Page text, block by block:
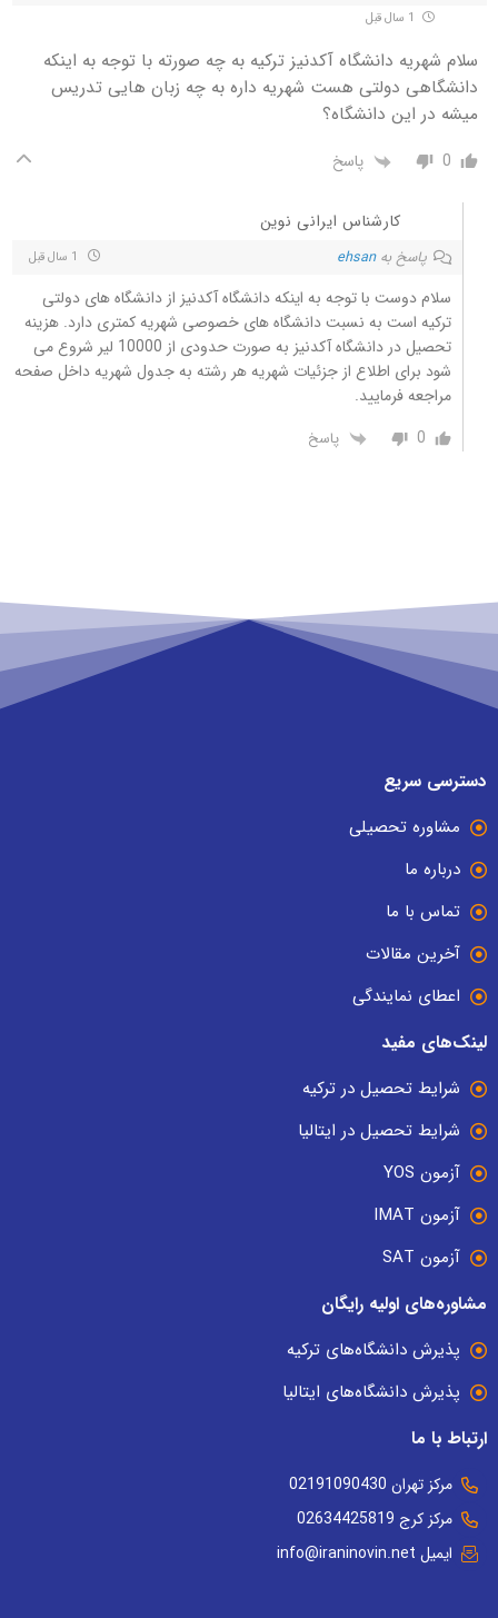
سلام شهریه دانشگاه آکدنیز ترکیه به چه صورته با توجه به اینکه
دانشگاهی دولتی هست شهریه داره به چه زبان هایی تدریس
میشه در این دانشگاه؟
0 پاسخ
کارشناس ایرانی نوین
پاسخ بهehsan
سلام دوست با توجه به اینکه دانشگاه آکدنیز از دانشگاه های دولتی
ترکیه است به نسبت دانشگاه های خصوصی شهریه کمتری دارد. هزینه
تحصیل در دانشگاه آکدنیز به صورت حدودی از 10000 لیر شروع می
شود برای اطلاع از جزئیات شهریه هر رشته به جدول شهریه داخل صفحه
مراجعه فرمایید.
0
پاسخ
دسترسی سریع
مشاوره تحصیلی
درباره ما
تماس با ما
آخرین مقالات
اعطای نمایندگی
لینک‌های مفید
شرایط تحصیل در ترکیه
شرایط تحصیل در ایتالیا
آزمون YOS
آزمون IMAT
آزمون SAT
مشاوره‌های اولیه رایگان
پذیرش دانشگاه‌های ترکیه
پذیرش دانشگاه‌های ایتالیا
ارتباط با ما
مرکز تهران 02191090430
مرکز کرج 02634425819
ایمیل info@iraninovin.net